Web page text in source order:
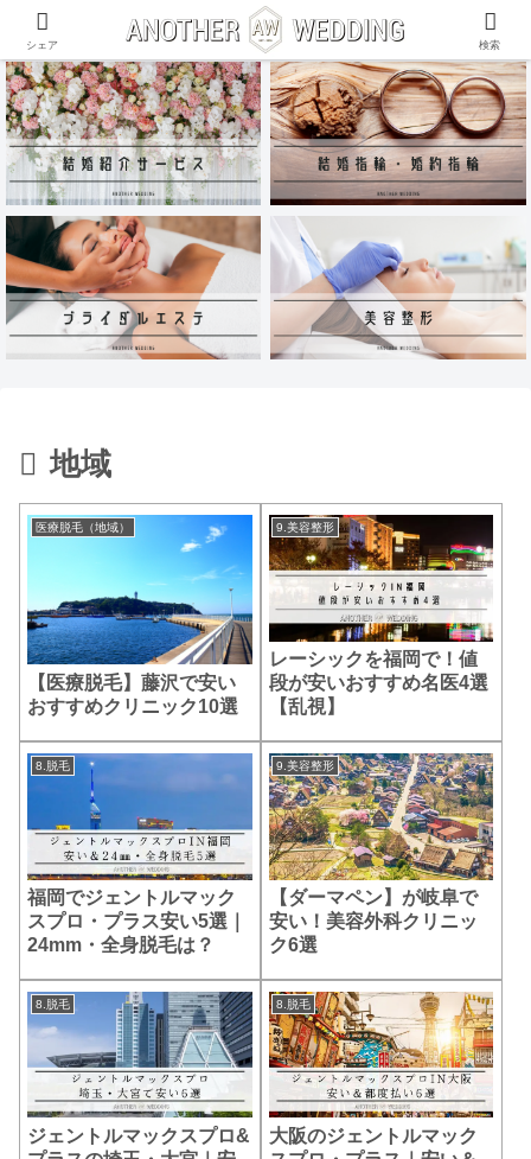
ANOTHER WEDDING~RING~のInstagramアカウントがリリース♪
地域
医療脱毛（地域）
【医療脱毛】藤沢で安い
おすすめクリニック10選
9.美容整形
レーシックを福岡で！値
段が安いおすすめ名医4選
【乱視】
8.脱毛
福岡でジェントルマック
スプロ・プラス安い5選｜
24mm・全身脱毛は？
9.美容整形
【ダーマペン】が岐阜で
安い！美容外科クリニッ
ク6選
8.脱毛
ジェントルマックスプロ&
8.脱毛
大阪のジェントルマック
シェア 検索